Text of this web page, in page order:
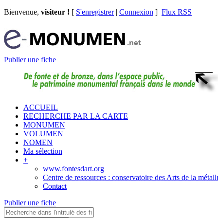
Bienvenue, visiteur ! [ S'enregistrer| Connexion ] Flux RSS
Publier une fiche
ACCUEIL
RECHERCHE PAR LA CARTE
MONUMEN
VOLUMEN
NOMEN
Ma sélection
+
www.fontesdart.org
Centre de ressources : conservatoire des Arts de la
Contact
Publier une fiche